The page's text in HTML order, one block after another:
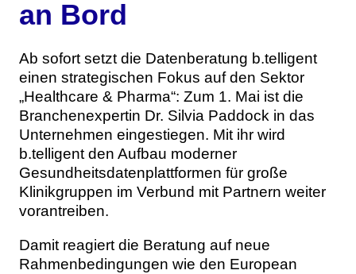
an Bord
Ab sofort setzt die Datenberatung b.telligent
einen strategischen Fokus auf den Sektor
„Healthcare & Pharma“: Zum 1. Mai ist die
Branchenexpertin Dr. Silvia Paddock in das
Unternehmen eingestiegen. Mit ihr wird
b.telligent den Aufbau moderner
Gesundheitsdatenplattformen für große
Klinikgruppen im Verbund mit Partnern weiter
vorantreiben.
Damit reagiert die Beratung auf neue
Rahmenbedingungen wie den European